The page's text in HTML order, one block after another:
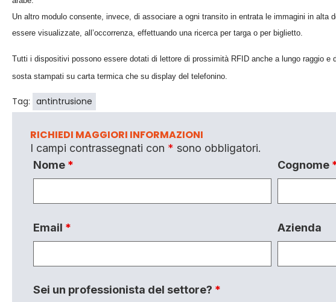
Un altro modulo consente, invece, di associare a ogni transito in entrata le immagini in alta
essere visualizzate, all’occorrenza, effettuando una ricerca per targa o per biglietto.
Tutti i dispositivi possono essere dotati di lettore di prossimità RFID anche a lungo raggio
sosta stampati su carta termica che su display del telefonino.
Tag: antintrusione
RICHIEDI MAGGIORI INFORMAZIONI
I campi contrassegnati con * sono obbligatori.
Nome * Cognome
Email * Azienda
Sei un professionista del settore? *